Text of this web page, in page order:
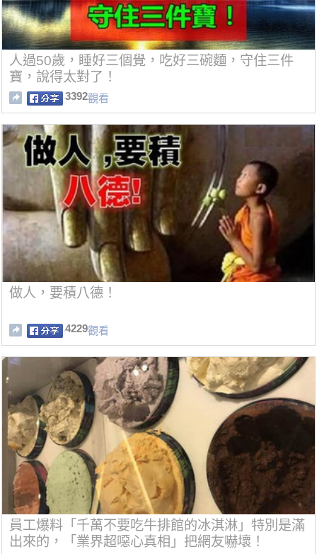
人過50歲，睡好三個覺，吃好三碗麵，守住三件
寶，說得太對了！
3392觀看
做人，要積八德！
4229觀看
員工爆料「千萬不要吃牛排館的冰淇淋」特別是滿
出來的，「業界超噁心真相」把網友嚇壞！